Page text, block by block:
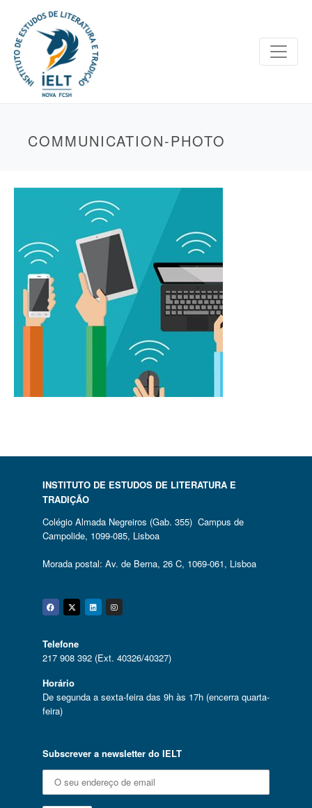
COMMUNICATION-PHOTO
INSTITUTO DE ESTUDOS DE LITERATURA E
TRADIÇÃO
Colégio Almada Negreiros (Gab. 355) Campus de
Campolide, 1099-085, Lisboa
Morada postal: Av. de Berna, 26 C, 1069-061, Lisboa
Facebook
Twitter
Linkedin
Instagram
Telefone
217 908 392 (Ext. 40326/40327)
Horário
De segunda a sexta-feira das 9h às 17h (encerra quarta-
feira)
Subscrever a newsletter do IELT